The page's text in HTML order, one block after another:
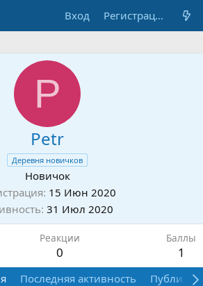
Вход Регистрация
P
Petr
Деревня новичков
Новичок
15 Июн 2020
31 Июл 2020
Реакции
0
Баллы
1
Последняя активность